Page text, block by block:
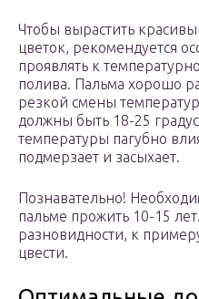
Чтобы вырастить
цветок, рекомендуется
проявлять к
полива. Пальма хорошо
резкой смены
должны быть 18-25
температуры пагубно
подмерзает и засыхает.
Познавательно!
пальме прожить 10-15
разновидности, к
цвести.